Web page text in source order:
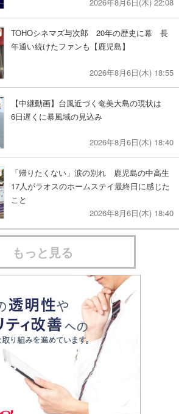
2026年8月6日(木) 22:08
TOHOシネマズ与次郎 20年の歴史に幕 長
年通い続けたファンも【鹿児島】
2026年8月6日(木) 18:55
【中継動画】台風近づく奄美大島の現状は
6日遅くに暴風域の見込み
2026年8月6日(木) 18:40
「帰りたくない」涙の別れ 鹿児島の中高生
17人がラオスのホームステイ最終日に感じた
こと
2026年8月6日(木) 18:40
もっと見る